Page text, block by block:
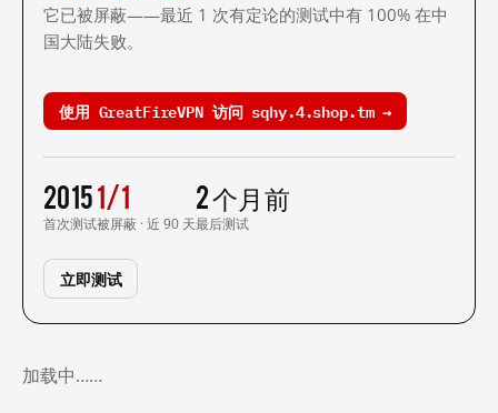
它已被屏蔽——最近 1 次有定论的测试中有 100% 在中
国大陆失败。
使用 GreatFireVPN 访问 sqhy.4.shop.tm →
2015
首次测试
1/1
被屏蔽 · 近 90 天
2 个月前
最后测试
立即测试
加载中……